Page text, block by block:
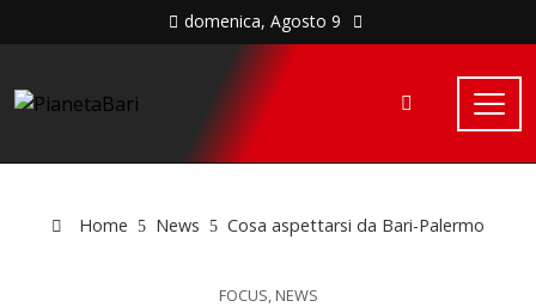
domenica, Agosto 9
Home News Cosa aspettarsi da Bari-Palermo
FOCUS, NEWS